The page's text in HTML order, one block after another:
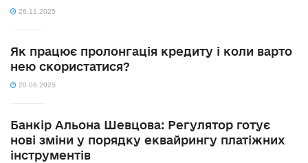
26.11.2025
Як працює пролонгація кредиту і коли варто
нею скористатися?
20.06.2025
Банкір Альона Шевцова: Регулятор готує
нові зміни у порядку еквайрингу платіжних
інструментів